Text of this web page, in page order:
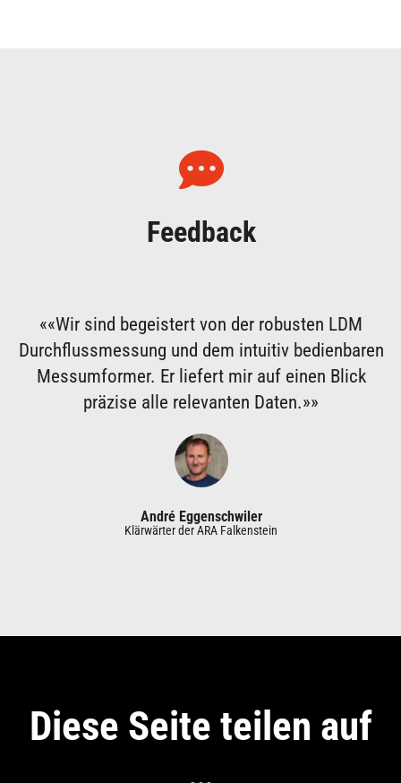
Feedback
««Wir sind begeistert von der robusten LDM
Durchflussmessung und dem intuitiv bedienbaren
Messumformer. Er liefert mir auf einen Blick
präzise alle relevanten Daten.»»
André Eggenschwiler
Klärwärter der ARA Falkenstein
Diese Seite teilen auf